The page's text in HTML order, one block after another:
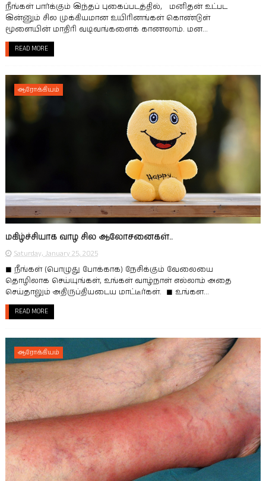
நீங்கள் பார்க்கும் இந்தப் புகைப்படத்தில், மனிதன் உட்பட
இன்னும் சில முக்கியமான உயிரினங்கள் கொண்டுள்
மூளையின் மாதிரி வடிவங்களைக் காணலாம். மன...
READ MORE
ஆரோக்கியம்
மகிழ்ச்சியாக வாழ சில ஆலோசனைகள்..
Saturday, January 25, 2025
◼ நீங்கள் (பொழுது போக்காக) நேசிக்கும் வேலையை
தொழிலாக செய்யுங்கள், உங்கள் வாழ்நாள் எல்லாம் அதை
செய்தாலும் அதிருப்தியடைய மாட்டீர்கள். ◼ உங்கள...
READ MORE
ஆரோக்கியம்